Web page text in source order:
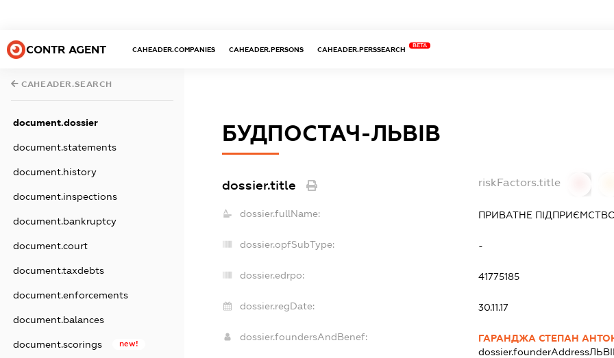
CONTR AGENT CAHEADER.COMPANIES CAHEADER.PERSONS CAHEADER.PERSSEARCH
BETA
CAHEADER.SEARCH
document.dossier
document.statements
document.history
document.inspections
document.bankruptcy
document.court
document.taxdebts
document.enforcements
document.balances
document.scorings new!
БУДПОСТАЧ-ЛЬВІВ
dossier.title riskFactors.title
dossier.fullName: ПРИВАТНЕ
dossier.opfSubType: -
dossier.edrpo: 41775185
dossier.regDate: 30.11.17
dossier.foundersAndBenef:
ГАРАНДЖА СТЕПАН
dossier.founderAddress